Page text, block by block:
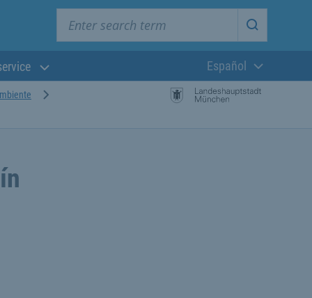
Start
Lengua actual:
Español